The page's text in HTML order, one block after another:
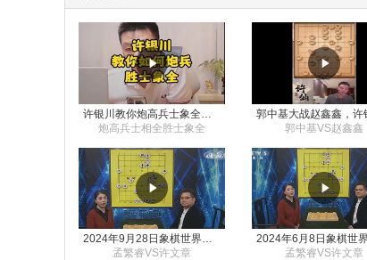
炮高兵士相全胜士象全
郭中基VS赵鑫鑫
2024年9月28日象棋世界栏目，刘君、蒋川讲解了第九届杨官璘杯象棋公开赛孟繁睿与许文章的对局
孟繁睿VS许文章
孟繁睿VS许文章